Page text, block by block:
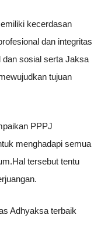
kecerdasan
dan integritas
sosial serta Jaksa
tujuan
PPPJ
menghadapi semua
tersebut tentu
Adhyaksa terbaik